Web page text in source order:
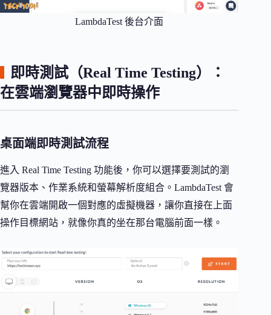
LambdaTest 後台介面
即時測試（Real Time Testing）：
在雲端瀏覽器中即時操作
桌面端即時測試流程
進入 Real Time Testing 功能後，你可以選擇要測試的瀏
覽器版本、作業系統和螢幕解析度組合。LambdaTest 會
幫你在雲端開啟一個對應的虛擬機器，讓你直接在上面
操作目標網站，就像你真的坐在那台電腦前面一樣。